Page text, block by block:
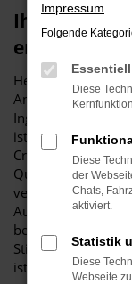
Ihren VW
erhalten Sie
Herzlich
Anlaufstelle für
Ingolstadt und
ist stolz darauf,
Crafter zu
Qualität und
Automobile geht.
beeindruckende
Stiglmayr die
ist.
Impressum
Folgende
Essentiell
Diese
Diese
der
Chats,
aktiviert.
Statistik
Diese
Webseite